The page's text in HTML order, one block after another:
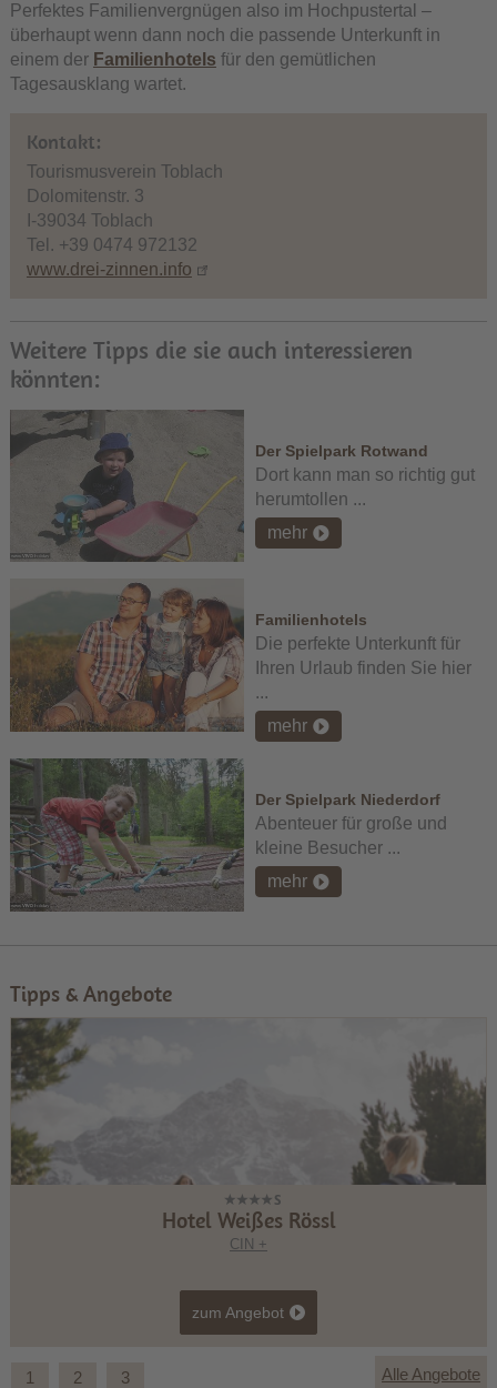
Perfektes Familienvergnügen also im Hochpustertal –
überhaupt wenn dann noch die passende Unterkunft in
einem der Familienhotels für den gemütlichen
Tagesausklang wartet.
Kontakt:
Tourismusverein Toblach
Dolomitenstr. 3
I-39034 Toblach
Tel. +39 0474 972132
www.drei-zinnen.info
Weitere Tipps die sie auch interessieren
könnten:
Der Spielpark Rotwand
Dort kann man so richtig gut
herumtollen ...
mehr
Familienhotels
Die perfekte Unterkunft für
Ihren Urlaub finden Sie hier
...
mehr
Der Spielpark Niederdorf
Abenteuer für große und
kleine Besucher ...
mehr
Tipps & Angebote
Hotel Weißes Rössl
CIN +
zum Angebot
1 2 3 Alle Angebote